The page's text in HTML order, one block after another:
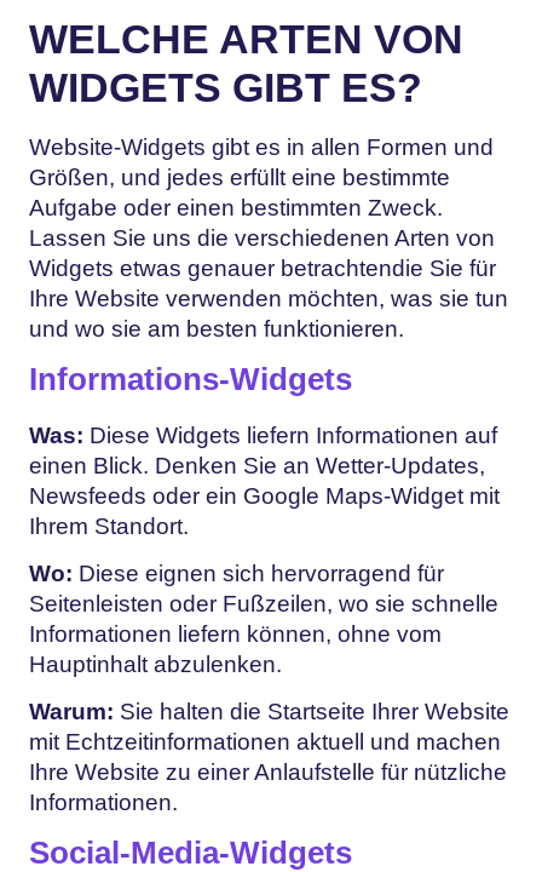
WELCHE ARTEN VON
WIDGETS GIBT ES?
Website-Widgets gibt es in allen Formen und
Größen, und jedes erfüllt eine bestimmte
Aufgabe oder einen bestimmten Zweck.
Lassen Sie uns die verschiedenen Arten von
Widgets etwas genauer betrachtendie Sie für
Ihre Website verwenden möchten, was sie tun
und wo sie am besten funktionieren.
Informations-Widgets
Was: Diese Widgets liefern Informationen auf
einen Blick. Denken Sie an Wetter-Updates,
Newsfeeds oder ein Google Maps-Widget mit
Ihrem Standort.
Wo: Diese eignen sich hervorragend für
Seitenleisten oder Fußzeilen, wo sie schnelle
Informationen liefern können, ohne vom
Hauptinhalt abzulenken.
Warum: Sie halten die Startseite Ihrer Website
mit Echtzeitinformationen aktuell und machen
Ihre Website zu einer Anlaufstelle für nützliche
Informationen.
Social-Media-Widgets